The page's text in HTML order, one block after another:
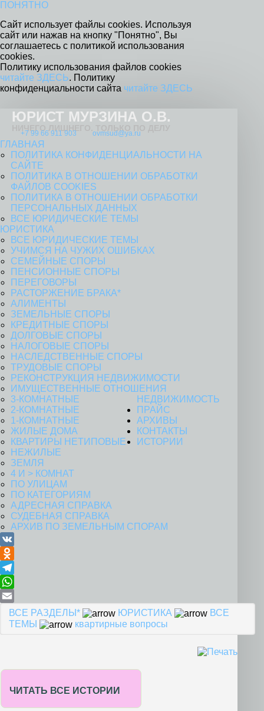
ПОНЯТНО
Сайт использует файлы cookies. Используя
сайт или нажав на кнопку "Понятно", Вы
соглашаетесь с политикой использования
cookies.
Политику использования файлов cookies
читайте ЗДЕСЬ. Политику
конфиденциальности сайта читайте ЗДЕСЬ
ЮРИСТ МУРЗИНА О.В.
+7 99 66 911 903 ovmsud@ya.ru
ГЛАВНАЯ
ПОЛИТИКА КОНФИДЕНЦИАЛЬНОСТИ НА
САЙТЕ
ПОЛИТИКА В ОТНОШЕНИИ ОБРАБОТКИ
ФАЙЛОВ COOKIES
ПОЛИТИКА В ОТНОШЕНИИ ОБРАБОТКИ
ПЕРСОНАЛЬНЫХ ДАННЫХ
ВСЕ ЮРИДИЧЕСКИЕ ТЕМЫ
ЮРИСТИКА
ВСЕ ЮРИДИЧЕСКИЕ ТЕМЫ
УЧИМСЯ НА ЧУЖИХ ОШИБКАХ
СЕМЕЙНЫЕ СПОРЫ
ПЕНСИОННЫЕ СПОРЫ
ПЕРЕГОВОРЫ
РАСТОРЖЕНИЕ БРАКА*
АЛИМЕНТЫ
ЗЕМЕЛЬНЫЕ СПОРЫ
КРЕДИТНЫЕ СПОРЫ
ДОЛГОВЫЕ СПОРЫ
НАЛОГОВЫЕ СПОРЫ
НАСЛЕДСТВЕННЫЕ СПОРЫ
ТРУДОВЫЕ СПОРЫ
РЕКОНСТРУКЦИЯ НЕДВИЖИМОСТИ
ИМУЩЕСТВЕННЫЕ ОТНОШЕНИЯ
НЕДВИЖИМОСТЬ
3-КОМНАТНЫЕ
2-КОМНАТНЫЕ
1-КОМНАТНЫЕ
ЖИЛЫЕ ДОМА
КВАРТИРЫ НЕТИПОВЫЕ
НЕЖИЛЫЕ
ЗЕМЛЯ
4 И > КОМНАТ
ПРАЙС
АРХИВЫ
ПО УЛИЦАМ
ПО КАТЕГОРИЯМ
АДРЕСНАЯ СПРАВКА
СУДЕБНАЯ СПРАВКА
АРХИВ ПО ЗЕМЕЛЬНЫМ СПОРАМ
КОНТАКТЫ
ИСТОРИИ
VK
Odnoklassniki
Telegram
WhatsApp
Email
ВСЕ РАЗДЕЛЫ* ЮРИСТИКА
ВСЕ
ТЕМЫ
квартирные вопросы
ЧИТАТЬ ВСЕ ИСТОРИИ